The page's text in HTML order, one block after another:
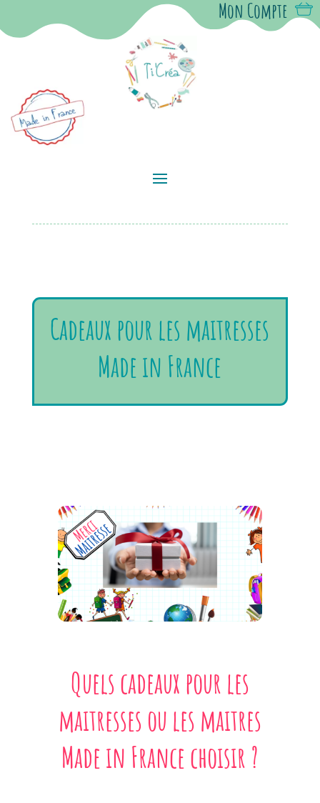
Mon Compte
Cadeaux pour les maitresses
Made in France
Quels cadeaux pour les
maitresses ou les maitres
Made in France choisir ?